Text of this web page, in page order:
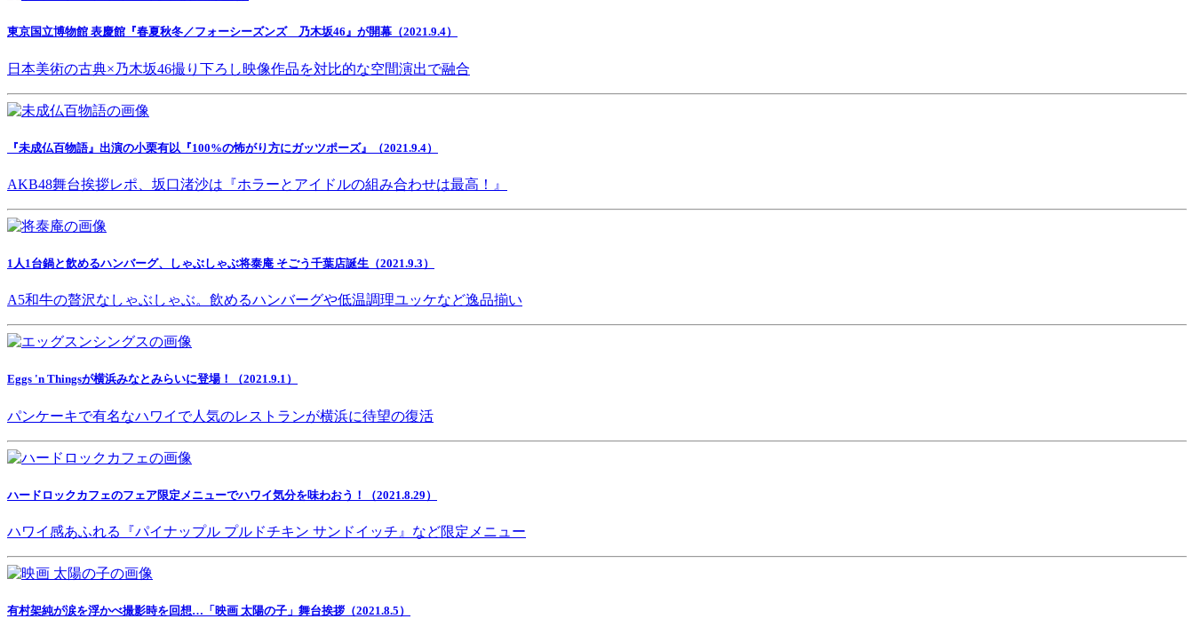
東京国立博物館 表慶館『春夏秋冬／フォーシーズンズ 乃木坂46』が開幕（2021.9.4）
日本美術の古典×乃木坂46撮り下ろし映像作品を対比的な空間演出で融合
『未成仏百物語』出演の小栗有以『100%の怖がり方にガッツポーズ』（2021.9.4）
AKB48舞台挨拶レポ、坂口渚沙は『ホラーとアイドルの組み合わせは最高！』
1人1台鍋と飲めるハンバーグ、しゃぶしゃぶ将泰庵 そごう千葉店誕生（2021.9.3）
A5和牛の贅沢なしゃぶしゃぶ。飲めるハンバーグや低温調理ユッケなど逸品揃い
Eggs 'n Thingsが横浜みなとみらいに登場！（2021.9.1）
パンケーキで有名なハワイで人気のレストランが横浜に待望の復活
ハードロックカフェのフェア限定メニューでハワイ気分を味わおう！（2021.8.29）
ハワイ感あふれる『パイナップル プルドチキン サンドイッチ』など限定メニュー
有村架純が涙を浮かべ撮影時を回想…「映画 太陽の子」舞台挨拶（2021.8.5）